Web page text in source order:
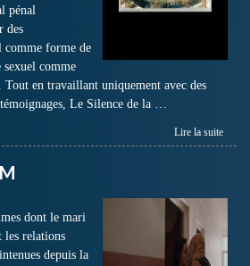
pénal
des
comme forme de
sexuel comme
en travaillant uniquement avec des
Le Silence de la …
Lire la suite
dont le mari
les relations
depuis la